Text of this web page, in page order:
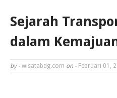
Sejarah
dalam
by - wisatabdg.com on - Februari 01,